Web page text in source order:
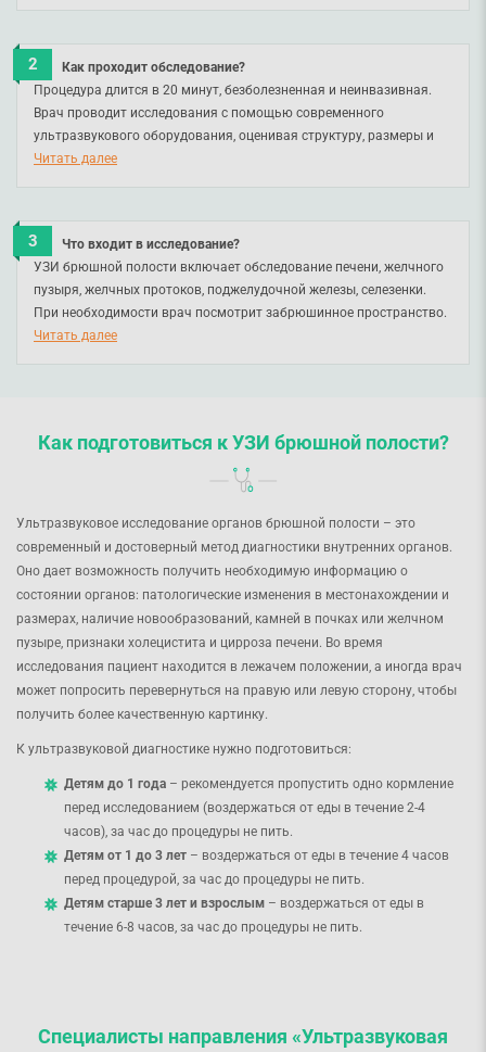
Как проходит обследование?
Процедура длится в 20 минут, безболезненная и неинвазивная.
Врач проводит исследования с помощью современного
ультразвукового оборудования, оценивая структуру, размеры и
состояние внутренних органов в режиме реального времени.
Читать далее
Что входит в исследование?
УЗИ брюшной полости включает обследование печени, желчного
пузыря, желчных протоков, поджелудочной железы, селезенки.
При необходимости врач посмотрит забрюшинное пространство.
Также Вы можете выбрать ультразвуковое исследование органов
Читать далее
Как подготовиться к УЗИ брюшной полости?
Ультразвуковое исследование органов брюшной полости – это
современный и достоверный метод диагностики внутренних органов.
Оно дает возможность получить необходимую информацию о
состоянии органов: патологические изменения в местонахождении и
размерах, наличие новообразований, камней в почках или желчном
пузыре, признаки холецистита и цирроза печени. Во время
исследования пациент находится в лежачем положении, а иногда врач
может попросить перевернуться на правую или левую сторону, чтобы
получить более качественную картинку.
К ультразвуковой диагностике нужно подготовиться:
Детям до 1 года – рекомендуется пропустить одно кормление
перед исследованием (воздержаться от еды в течение 2-4
часов), за час до процедуры не пить.
Детям от 1 до 3 лет – воздержаться от еды в течение 4 часов
перед процедурой, за час до процедуры не пить.
Детям старше 3 лет и взрослым – воздержаться от еды в
течение 6-8 часов, за час до процедуры не пить.
Специалисты направления «Ультразвуковая